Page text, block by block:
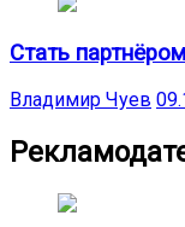
Стать
Владимир Чуев